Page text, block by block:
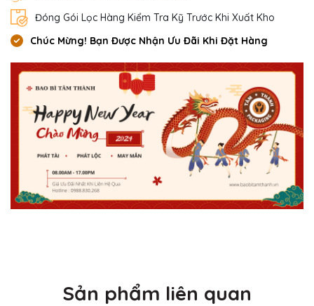
Đóng Gói Lọc Hàng Kiểm Tra Kỹ Trước Khi Xuất Kho
Chúc Mừng! Bạn Được Nhận Ưu Đãi Khi Đặt Hàng
Sản phẩm liên quan